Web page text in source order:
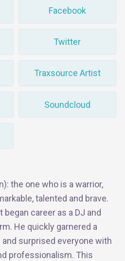
Facebook
Twitter
Traxsource Artist
Soundcloud
the one who is a warrior,
talented and brave.
began career as a DJ and
He quickly garnered a
surprised everyone with
professionalism. This